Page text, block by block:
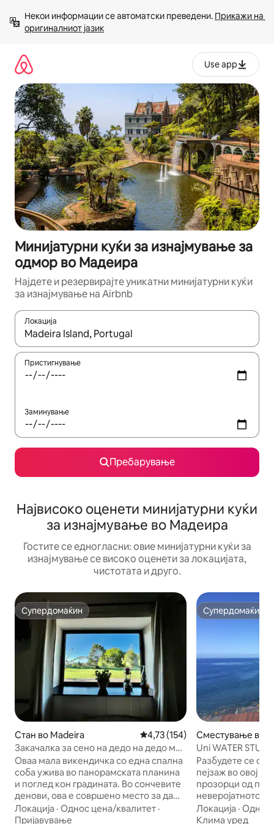
содржина
Некои информации се автоматски преведени. Прикажи на
оригиналниот јазик
Use app
Минијатурни куќи за изнајмување за
одмор во Мадеира
Најдете и резервирајте уникатни минијатурни куќи
за изнајмување на Airbnb
Локација
Кога резултатите се достапни, движете се со копчињата
Пристигнување
Заминување
Пребарување
Највисоко оценети минијатурни куќи
за изнајмување во Мадеира
Гостите се едногласни: овие минијатурни куќи за
изнајмување се високо оценети за локацијата,
чистотата и друго.
Супердомаќин
Супердомаќин
Стан во Madeira Просечна оцена: 4,73 од 5,
4,73 (154)
Закачалка за сено на дедо на дедо ми -
многу тивко
Оваа мала викендичка со една спална
соба ужива во панорамската планина
и поглед кон градината. Во сончевите
денови, ова е совршено место за да
уживате во појадок на алфреско или
место на убавата патека со трева,
Локација · Однос цена/квалитет ·
Пријавување
Супердомаќин
Супердомаќин
Сместување во
Мар
Uni WATER
Разбудете се со
пејзаж во овој
прозорци од под
неверојатното
честопати
навистина да ја
Локација ·Однос
Клима уред